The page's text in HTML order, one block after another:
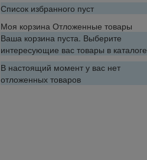
Список избранного пуст
Моя корзина Отложенные товары
Ваша корзина пуста. Выберите
интересующие вас товары в каталоге
В настоящий момент у вас нет
отложенных товаров